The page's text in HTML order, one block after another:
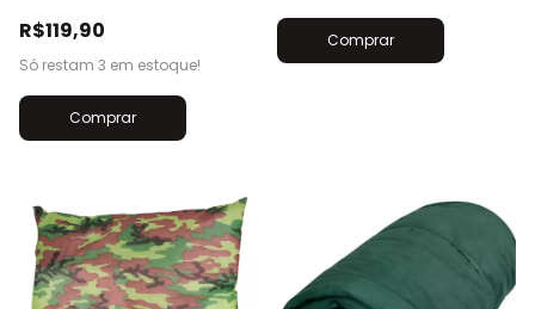
R$119,90
Só restam 3 em estoque!